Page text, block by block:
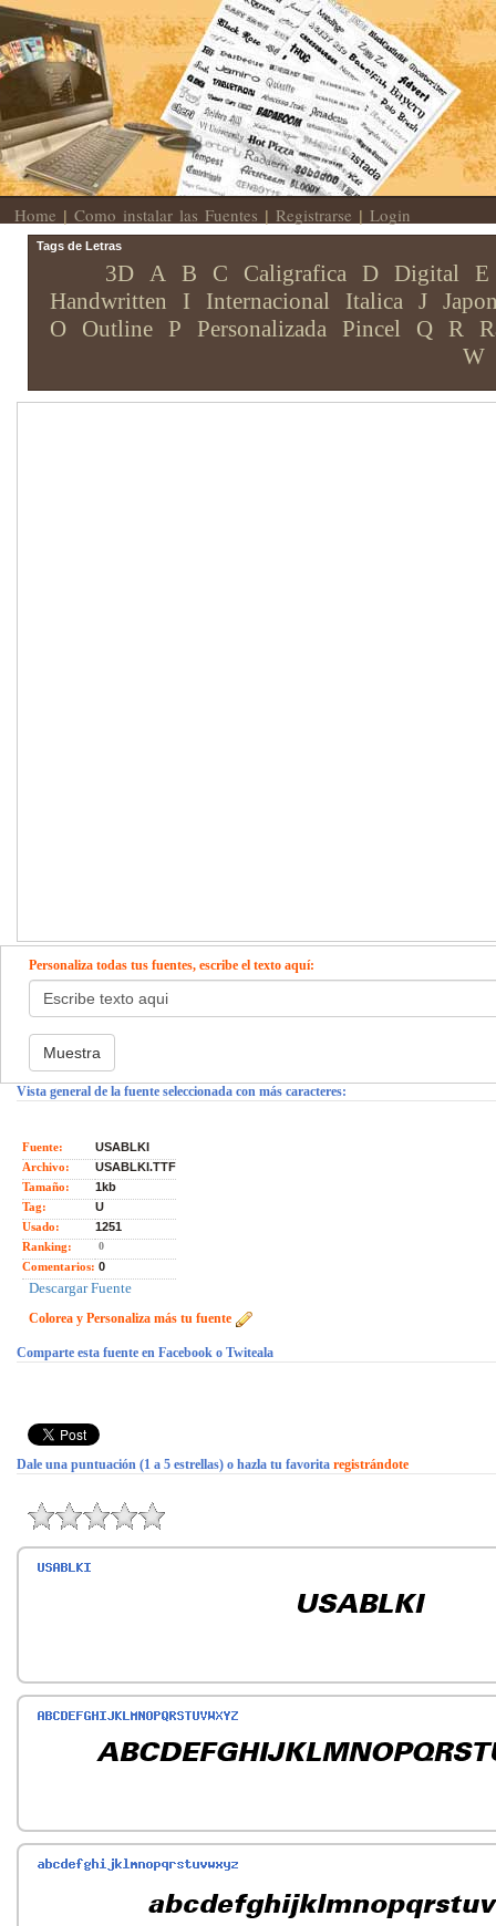
Home | Como instalar las Fuentes | Registrarse | Login
Tags de Letras
3D A B C Caligrafica D Digital E
Handwritten
I Internacional Italica J
O
Outline P Personalizada Pincel Q R
W
Personaliza todas tus fuentes, escribe el texto aquí:
Vista general de la fuente seleccionada con más caracteres:
Fuente:
USABLKI
Archivo:
USABLKI.TTF
Tamaño:
1kb
Tag:
U
Usado:
1251
Ranking:
0
Comentarios: 0
Descargar Fuente
Colorea y Personaliza más tu fuente
Comparte esta fuente en Facebook o Twiteala
Dale una puntuación (1 a 5 estrellas) o hazla tu favorita registrándote